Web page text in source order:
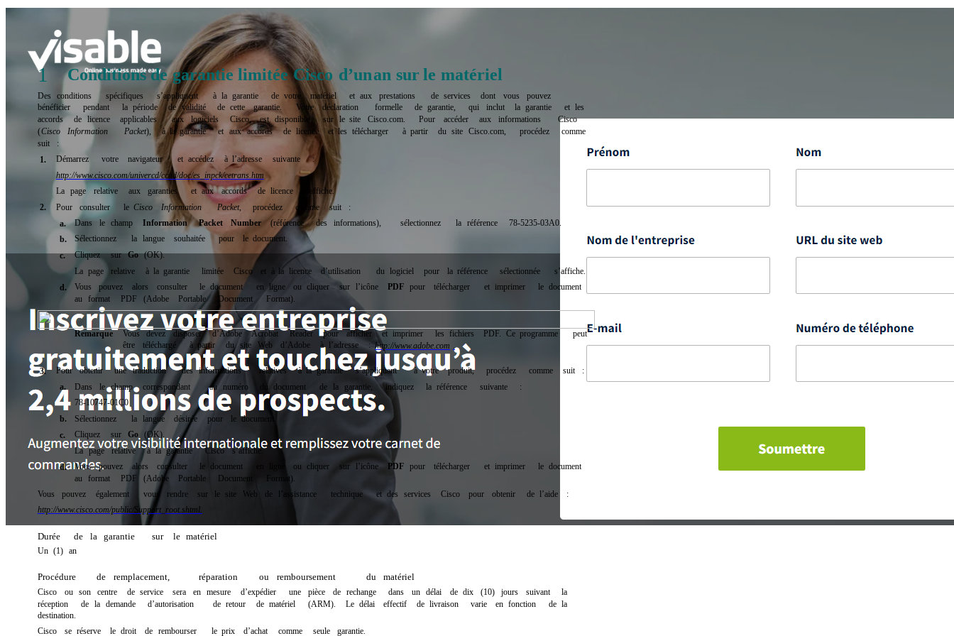
1 Conditions de garantie limitée Cisco d’unan sur le matériel
Des conditions spécifiques s’appliquent à la garantie de votre matériel et aux prestations de services dont vous
pouvez
bénéficier
pendant la période de validité de cette garantie. Votre déclaration formelle de garantie, qui inclut la garantie et les
accords
de licence applicables aux logiciels Cisco, est disponible sur le site Cisco.com. Pour accéder aux informations
Cisco
(Cisco Information Packet), à la garantie et aux accords de licence et les télécharger à partir du site Cisco.com, procédez
comme
suit
:
1.
Démarrez votre navigateur et accédez à l’adresse suivante
:
http://www.cisco.com/univercd/cc/td/doc/es_inpck/cetrans.htm
La page relative aux garanties et aux accords de licence
s’affiche.
2.
Pour consulter le Cisco Information Packet, procédez comme suit
:
a.
Dans le champ Information Packet Number (référence des informations), sélectionnez la référence
78-5235-03A0.
b.
Sélectionnez la langue souhaitée pour le document.
c.
Cliquez sur Go (OK).
La page relative à la garantie limitée Cisco et à la licence d’utilisation du logiciel pour la référence sélectionnée s’affiche.
d.
Vous pouvez alors consulter le document en ligne ou cliquer sur l’icône PDF pour télécharger et imprimer le document
au
format PDF (Adobe Portable Document Format).
Remarque Vous devez disposer d’Adobe Acrobat Reader pour afficher et imprimer les fichiers PDF. Ce programme
peut
être
téléchargé à partir du site Web d’Adobe à l’adresse : http://www.adobe.com .
3. Pour obtenir une traduction des informations relatives à la garantie s’appliquant à votre produit, procédez comme suit
:
a.
Dans le champ correspondant au numéro du document de la garantie, indiquez la référence suivante
:
78-10747-01C0
b.
Sélectionnez la langue désirée pour le document.
c.
Cliquez sur Go
(OK).
La page relative à la garantie Cisco
s’affiche.
d.
Vous pouvez alors consulter le document ou cliquer sur l’icône PDF pour télécharger et imprimer le document
au
format PDF (Adobe Portable Document
Format).
Vous
pouvez également vous rendre sur le site Web de l’assistance technique et des services Cisco pour obtenir de l’aide
:
http://www.cisco.com/public/Support_root.shtml.
Durée de la garantie sur le matériel
Un (1) an
Procédure de remplacement, réparation ou remboursement du matériel
Cisco ou son centre de service sera en mesure d’expédier une pièce de rechange dans un délai de dix (10) jours suivant
la
réception
de la demande d’autorisation de retour de matériel (ARM). Le délai effectif de livraison varie en fonction de la
destination.
Cisco
se réserve le droit de rembourser le prix d’achat comme seule garantie.